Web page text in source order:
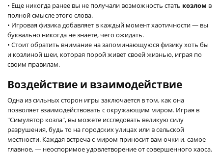
• Еще никогда ранее вы не получали возможность стать козлом в
полной смысле этого слова.
• Игровая физика добавляет в каждый момент хаотичности — вы
буквально никогда не знаете, чего ожидать.
• Стоит обратить внимание на запоминающуюся физику хоть бы
и козлиной шеи, которая порой живет своей жизнью, играя по
своим правилам.
Воздействие и взаимодействие
Одна из сильных сторон игры заключается в том, как она
позволяет взаимодействовать с окружающим миром. Играя в
"Симулятор козла", вы можете исследовать великую силу
разрушения, будь то на городских улицах или в сельской
местности. Каждая встреча с миром приносит вам очки и, самое
главное, — неоспоримое удовлетворение от совершенного хаоса.